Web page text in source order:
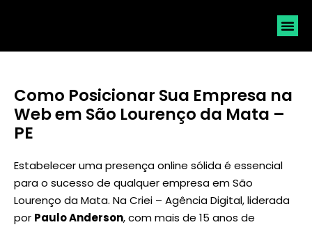
Como Posicionar Sua Empresa na
Web em São Lourenço da Mata –
PE
Estabelecer uma presença online sólida é essencial
para o sucesso de qualquer empresa em São
Lourenço da Mata. Na Criei – Agência Digital, liderada
por Paulo Anderson, com mais de 15 anos de